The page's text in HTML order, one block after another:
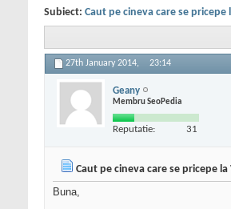
Subiect: Caut pe cineva care se pricepe
27th January 2014, 23:14
Geany
Membru SeoPedia
Reputatie: 31
Caut pe cineva care se pricepe
Buna,